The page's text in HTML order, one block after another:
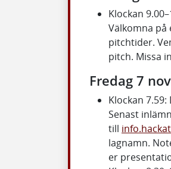
Klockan
Välkomna
pitchtider.
pitch. Missa
Fredag 7
Klockan
Senast
till
lagnamn.
er